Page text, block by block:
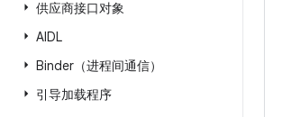
供应商接口对象
AIDL
Binder（进程间通信）
引导加载程序